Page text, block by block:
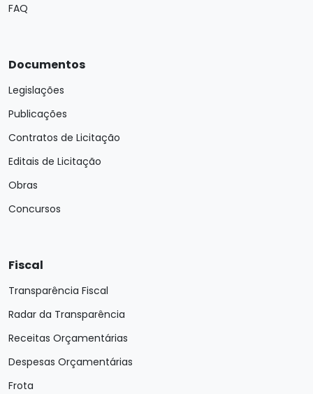
FAQ
Documentos
Legislações
Publicações
Contratos de Licitação
Editais de Licitação
Obras
Concursos
Fiscal
Transparência Fiscal
Radar da Transparência
Receitas Orçamentárias
Despesas Orçamentárias
Frota